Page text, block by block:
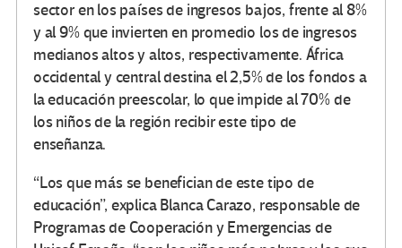
sector en los países de ingresos bajos, frente al 8%
y al 9% que invierten en promedio los de ingresos
medianos altos y altos, respectivamente. África
occidental y central destina el 2,5% de los fondos a
la educación preescolar, lo que impide al 70% de
los niños de la región recibir este tipo de
enseñanza.
“Los que más se benefician de este tipo de
educación”, explica Blanca Carazo, responsable de
Programas de Cooperación y Emergencias de